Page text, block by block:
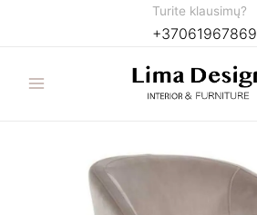
Turite klausimų?
+37061967869